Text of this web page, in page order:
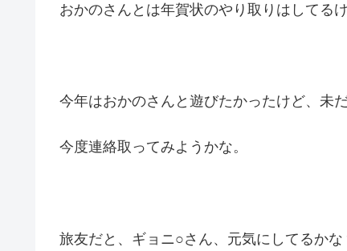
おかのさんとは年賀状のやり取りはしてる
今年はおかのさんと遊びたかったけど、未
今度連絡取ってみようかな。
旅友だと、ギョニ○さん、元気にしてるかな